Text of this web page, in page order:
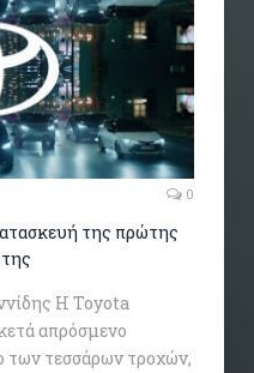
0
της πρώτης
Η Toyota
απρόσμενο
των τεσσάρων τροχών,